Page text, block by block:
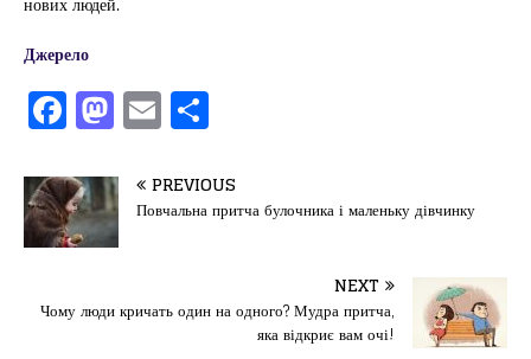
Джерело
F
a
c
e
b
o
o
M
a
st
o
d
o
n
E
m
ai
l
іл
и
ис
я
PREVIOUS
Повчальна притча булочника і маленьку дівчинку
NEXT
Чому люди кричать один на одного? Мудра притча,
яка відкриє вам очі!